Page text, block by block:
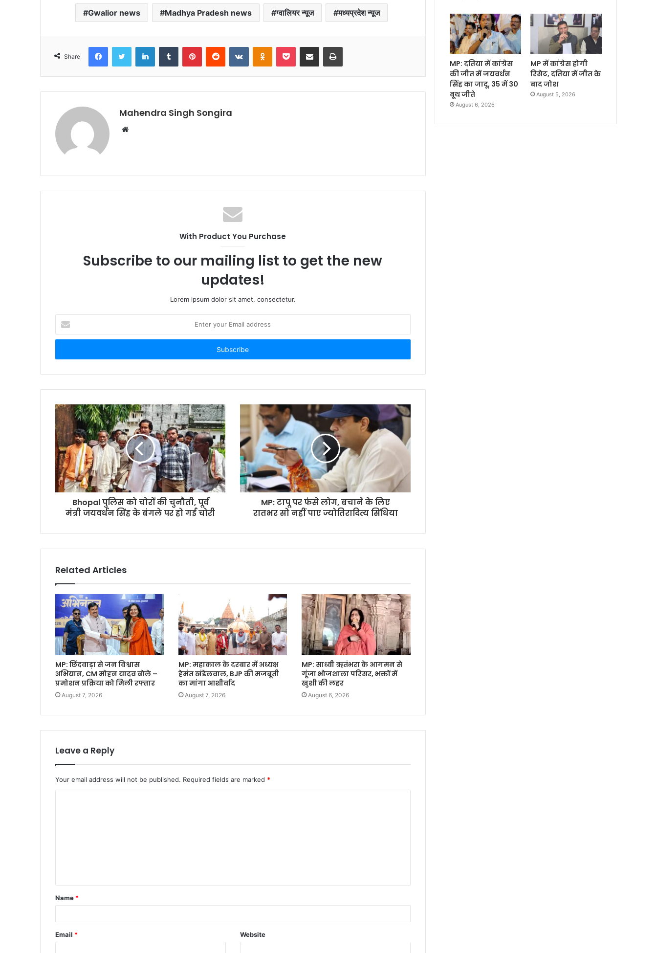
Gwalior news Madhya Pradesh news ग्वालियर न्यूज मध्यप्रदेश न्यूज
Share
FacebookTwitter LinkedInTumblr PinterestReddit VKontakteOdnoklassniki
Pocket Share via Email Print
Mahendra Singh Songira
Website
With Product You Purchase
Subscribe to our mailing list to get the new
updates!
Lorem ipsum dolor sit amet, consectetur.
your
Email
Bhopal पुलिस को चोरों की चुनौती, पूर्व
मंत्री जयवर्धन सिंह के बंगले पर हो गई चोरी
MP: टापू पर फंसे लोग, बचाने के लिए
रातभर सो नहीं पाए ज्योतिरादित्य सिंधिया
Related Articles
MP: छिंदवाड़ा से जन विश्वास
अभियान, CM मोहन यादव बोले –
प्रमोशन प्रक्रिया को मिली रफ्तार
August 7, 2026
MP: महाकाल के दरबार में अध्यक्ष
हेमंत खंडेलवाल, BJP की मजबूती
का मांगा आशीर्वाद
August 7, 2026
MP: साध्वी ऋतंभरा के आगमन से
गूंजा भोजशाला परिसर, भक्तों में
खुशी की लहर
August 6, 2026
Leave a Reply
Your email address will not be published. Required fields are marked *
t
*
Name *
Email * Website
MP: दतिया में कांग्रेस
की जीत में जयवर्धन
सिंह का जादू, 35 में 30
बूथ जीते
August 6, 2026
MP में कांग्रेस होगी
रिसेट, दतिया में जीत के
बाद जोश
August 5, 2026